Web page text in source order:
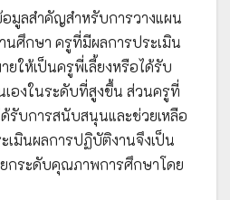
อมูลสำคัญสำหรับการวางแผน
ศึกษา ครูที่มีผลการประเมิน
ให้เป็นครูพี่เลี้ยงหรือได้รับ
องในระดับที่สูงขึ้น ส่วนครูที่
รับการสนับสนุนและช่วยเหลือ
เมินผลการปฏิบัติงานจึงเป็น
กระดับคุณภาพการศึกษาโดย